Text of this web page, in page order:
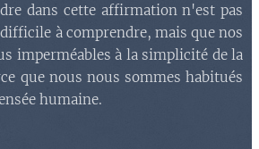
dans cette affirmation n'est pas
à comprendre, mais que nos
imperméables à la simplicité de la
que nous nous sommes habitués
humaine.